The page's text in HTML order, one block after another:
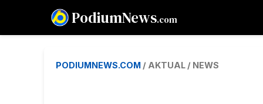
PodiumNews.com
PODIUMNEWS.COM / AKTUAL / NEWS